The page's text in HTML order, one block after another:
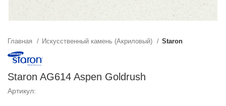
Главная Искусственный камень (Акриловый) Staron
Staron AG614 Aspen Goldrush
Артикул: